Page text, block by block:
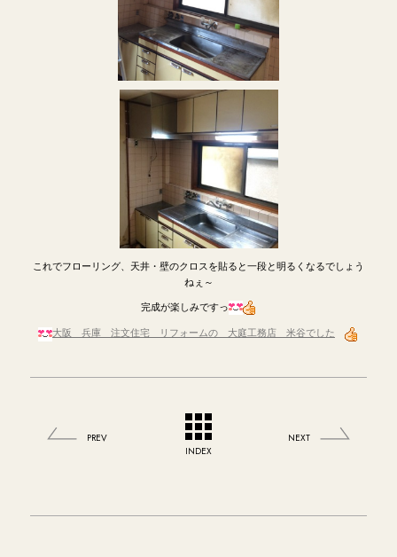
これでフローリング、天井・壁のクロスを貼ると一段と明るくなるでしょう
ねぇ～
完成が楽しみですっ
大阪 兵庫 注文住宅 リフォームの 大庭工務店 米谷でした
PREV
INDEX
NEXT